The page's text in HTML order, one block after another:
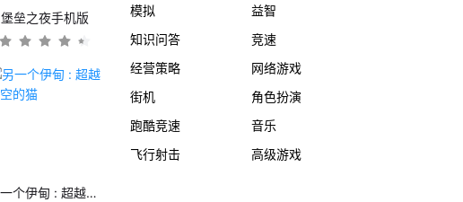
堡垒之夜手机版
另一个伊甸 : 超越时空的猫
模拟
益智
知识问答
竞速
经营策略
网络游戏
街机
角色扮演
跑酷竞速
音乐
飞行射击
高级游戏